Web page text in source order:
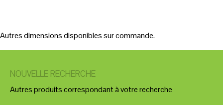
Autres dimensions disponibles sur commande.
NOUVELLE RECHERCHE
Autres produits correspondant à votre recherche